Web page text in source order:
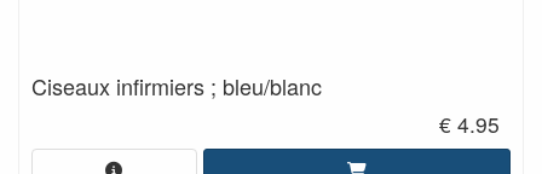
Ciseaux infirmiers ; bleu/blanc
€ 4.95